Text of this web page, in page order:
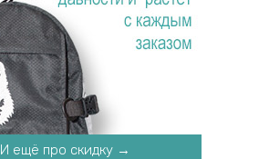
И ещё про скидку →